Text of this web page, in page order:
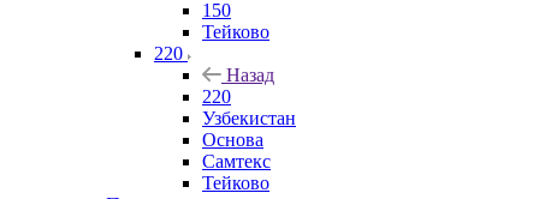
150
Тейково
220
Назад
220
Узбекистан
Основа
Самтекс
Тейково